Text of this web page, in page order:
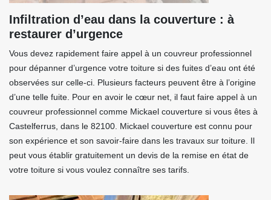
Infiltration d’eau dans la couverture : à
restaurer d’urgence
Vous devez rapidement faire appel à un couvreur professionnel
pour dépanner d’urgence votre toiture si des fuites d’eau ont été
observées sur celle-ci. Plusieurs facteurs peuvent être à l’origine
d’une telle fuite. Pour en avoir le cœur net, il faut faire appel à un
couvreur professionnel comme Mickael couverture si vous êtes à
Castelferrus, dans le 82100. Mickael couverture est connu pour
son expérience et son savoir-faire dans les travaux sur toiture. Il
peut vous établir gratuitement un devis de la remise en état de
votre toiture si vous voulez connaître ses tarifs.